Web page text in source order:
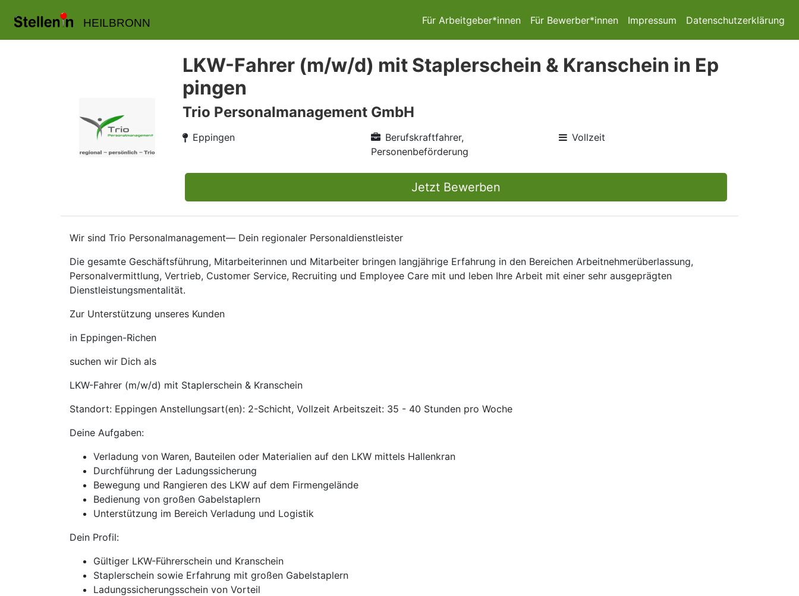
HEILBRONN Für Arbeitgeber*innen Für Bewerber*innen Impressum Datenschutzerklärung
LKW-Fahrer (m/w/d) mit Staplerschein & Kranschein in Ep
pingen
Trio Personalmanagement GmbH
Eppingen
Berufskraftfahrer,
Personenbeförderung
Vollzeit
Jetzt Bewerben
Wir sind Trio Personalmanagement— Dein regionaler Personaldienstleister
Die gesamte Geschäftsführung, Mitarbeiterinnen und Mitarbeiter bringen langjährige Erfahrung in den Bereichen Arbeitnehmerüberlassung,
Personalvermittlung, Vertrieb, Customer Service, Recruiting und Employee Care mit und leben Ihre Arbeit mit einer sehr ausgeprägten
Dienstleistungsmentalität.
Zur Unterstützung unseres Kunden
in Eppingen-Richen
suchen wir Dich als
LKW-Fahrer (m/w/d) mit Staplerschein & Kranschein
Standort: Eppingen Anstellungsart(en): 2-Schicht, Vollzeit Arbeitszeit: 35 - 40 Stunden pro Woche
Deine Aufgaben:
Verladung von Waren, Bauteilen oder Materialien auf den LKW mittels Hallenkran
Durchführung der Ladungssicherung
Bewegung und Rangieren des LKW auf dem Firmengelände
Bedienung von großen Gabelstaplern
Unterstützung im Bereich Verladung und Logistik
Dein Profil:
Gültiger LKW-Führerschein und Kranschein
Staplerschein sowie Erfahrung mit großen Gabelstaplern
Ladungssicherungsschein von Vorteil